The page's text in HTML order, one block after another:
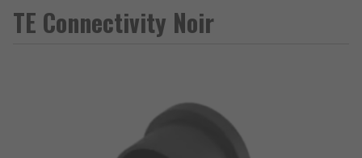
TE Connectivity Noir